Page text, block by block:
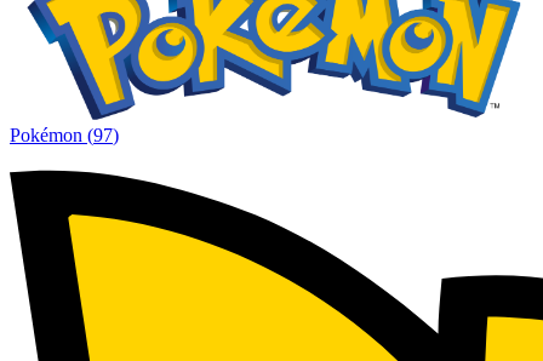
Pokémon (97)